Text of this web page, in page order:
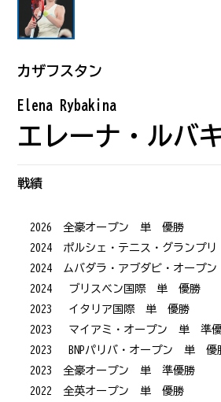
カザフスタン
Elena Rybakina
エレーナ・ルバ
戦績
2026 全豪オープン 単 優勝
2024 ポルシェ・テニス・グランプ
2024 ムバダラ・アブダビ・オープ
2024 ブリスベン国際 単 優勝
2023 イタリア国際 単 優勝
2023 マイアミ・オープン 単 準
2023 BNPパリバ・オープン 単 優
2023 全豪オープン 単 準優勝
2022 全英オープン 単 優勝